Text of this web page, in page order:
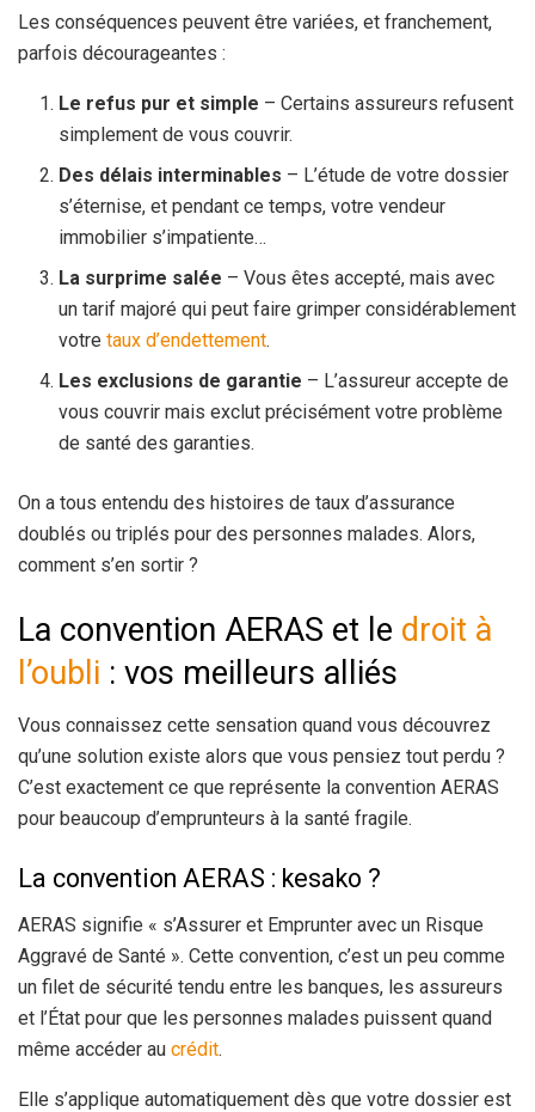
Les conséquences peuvent être variées, et franchement,
parfois décourageantes :
Le refus pur et simple – Certains assureurs refusent
simplement de vous couvrir.
Des délais interminables – L’étude de votre dossier
s’éternise, et pendant ce temps, votre vendeur
immobilier s’impatiente…
La surprime salée – Vous êtes accepté, mais avec
un tarif majoré qui peut faire grimper considérablement
votretaux d’endettement.
Les exclusions de garantie – L’assureur accepte de
vous couvrir mais exclut précisément votre problème
de santé des garanties.
On a tous entendu des histoires de taux d’assurance
doublés ou triplés pour des personnes malades. Alors,
comment s’en sortir ?
La convention AERAS et le droit à
l’oubli : vos meilleurs alliés
Vous connaissez cette sensation quand vous découvrez
qu’une solution existe alors que vous pensiez tout perdu ?
C’est exactement ce que représente la convention AERAS
pour beaucoup d’emprunteurs à la santé fragile.
La convention AERAS : kesako ?
AERAS signifie « s’Assurer et Emprunter avec un Risque
Aggravé de Santé ». Cette convention, c’est un peu comme
un filet de sécurité tendu entre les banques, les assureurs
et l’État pour que les personnes malades puissent quand
même accéder au crédit.
Elle s’applique automatiquement dès que votre dossier est